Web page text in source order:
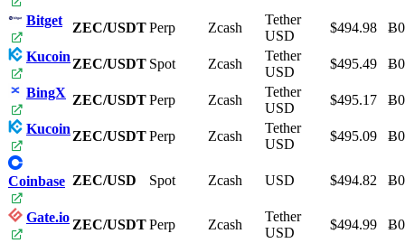
Bitget ZEC/USDTPerp Zcash
Tether
USD
$494.98
Kucoin ZEC/USDT Spot Zcash
Tether
USD
$495.49
BingX ZEC/USDTPerp Zcash
Tether
USD
$495.17
Kucoin ZEC/USDTPerp Zcash
Tether
USD
$495.09
Coinbase ZEC/USD Spot Zcash USD $494.82
Gate.io ZEC/USDTPerp Zcash
Tether
USD
$494.99